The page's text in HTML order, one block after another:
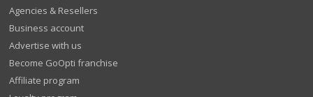
Agencies & Resellers
Business account
Advertise with us
Become GoOpti franchise
Affiliate program